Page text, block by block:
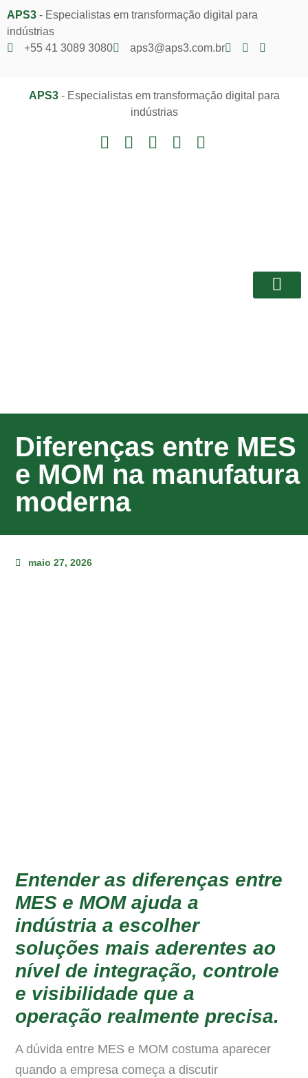
APS3 - Especialistas em transformação digital para
indústrias
+55 41 3089 3080
aps3@aps3.com.br
APS3- Especialistas em transformação digital para
indústrias
Diferenças entre MES
e MOM na manufatura
moderna
maio 27, 2026
Entender as diferenças entre
MES e MOM ajuda a
indústria a escolher
soluções mais aderentes ao
nível de integração, controle
e visibilidade que a
operação realmente precisa.
A dúvida entre MES e MOM costuma aparecer
quando a empresa começa a discutir